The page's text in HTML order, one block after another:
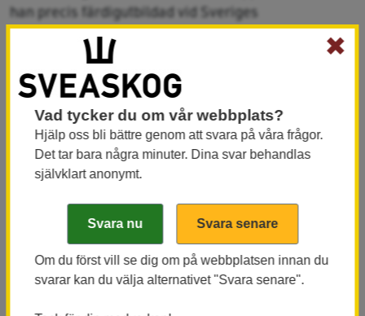
han precis färdigutbildad vid Sveriges
lantbruksuniversitet (SLU) när stormen Gudrun slog
till och fick då jobb som besiktningsman av
stormskador för stormförsäkrade skogsägare. Han
har inte sett sådan förödelse efter en storm sedan
dess, inte förrän nu.
- De totala effekterna av Gudrun var så klart större,
men Alfrida har drabbat ungefär lika hårt fast på ett
mindre område. Gudrun drabbade ju i princip hela
Götaland, säger Ronnie Andersson.
Sveaskog lägger nu mycket resurser på att hjälpa
sina virkesleverantörer i Uppland med att få ut virket
✖
Vad tycker du om vår webbplats?
Hjälp oss bli bättre genom att svara på våra frågor.
Det tar bara några minuter. Dina svar behandlas
självklart anonymt.
Om du först vill se dig om på webbplatsen innan du
svarar kan du välja alternativet "Svara senare".